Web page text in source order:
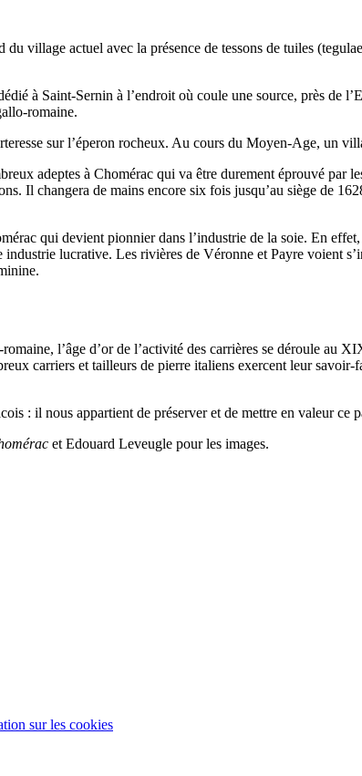
du village actuel avec la présence de tessons de tuiles
à Saint-Sernin à l’endroit où coule une source, près de
romaine.
sur l’éperon rocheux. Au cours du Moyen-Age, un
adeptes à Chomérac qui va être durement éprouvé par
Il changera de mains encore six fois jusqu’au siège de
qui devient pionnier dans l’industrie de la soie. En
lucrative. Les rivières de Véronne et Payre voient
l’âge d’or de l’activité des carrières se déroule au
carriers et tailleurs de pierre italiens exercent leur
: il nous appartient de préserver et de mettre en valeur
et Edouard Leveugle pour les images.
sur les cookies